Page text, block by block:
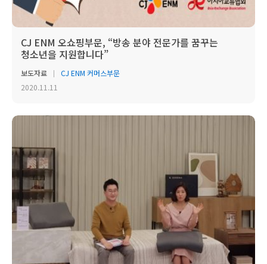
CJ ENM 오쇼핑부문, “방송 분야 전문가를 꿈꾸는
청소년을 지원합니다”
보도자료
CJ ENM 커머스부문
2020.11.11